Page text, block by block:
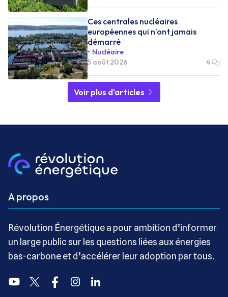
Ces centrales nucléaires
européennes qui n’ont jamais
démarré
Nucléaire
5 août 2026
4
Voir plus d'articles
A propos
Révolution Énergétique a pour ambition d’informer
un large public sur les questions liées aux énergies
bas-carbone et d’accélérer leur adoption par tous.
YoutubeTwitter FacebookInstagramLinkedin